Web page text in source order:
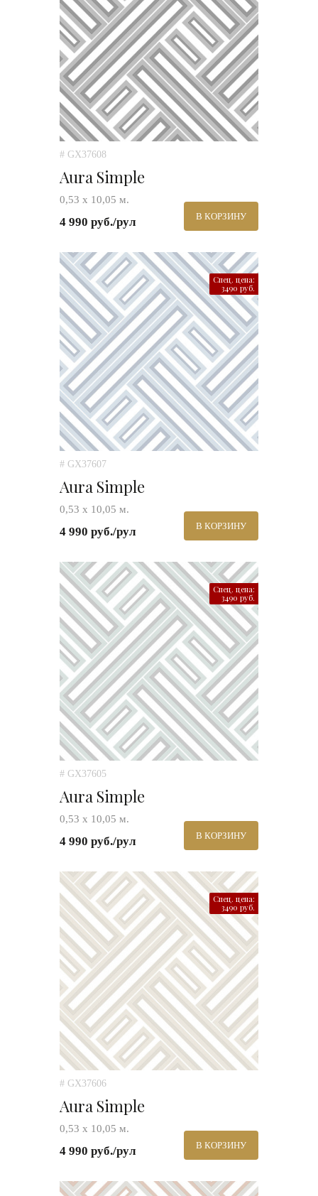
# GX37608
Aura Simple
0,53 х 10,05 м.
4 990 руб./рул В КОРЗИНУ
Спец. цена:
3490 руб.
# GX37607
Aura Simple
0,53 х 10,05 м.
4 990 руб./рул В КОРЗИНУ
Спец. цена:
3490 руб.
# GX37605
Aura Simple
0,53 х 10,05 м.
4 990 руб./рул В КОРЗИНУ
Спец. цена:
3490 руб.
# GX37606
Aura Simple
0,53 х 10,05 м.
4 990 руб./рул В КОРЗИНУ